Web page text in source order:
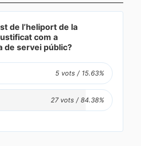
de l’heliport de la
com a
de servei públic?